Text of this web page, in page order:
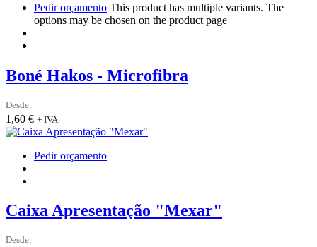
Pedir orçamento This product has multiple variants. The
options may be chosen on the product page
Boné Hakos - Microfibra
Desde:
1,60 € + IVA
Pedir orçamento
Caixa Apresentação "Mexar"
Desde: